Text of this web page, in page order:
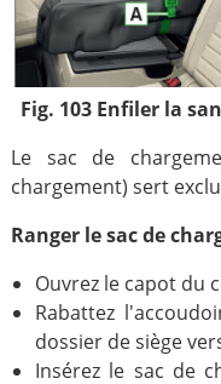
Fig. 103 Enfiler la
Le sac de
chargement) sert
Ranger le sac de
Ouvrez le capot du
Rabattez
dossier de siège
Insérez le sac de